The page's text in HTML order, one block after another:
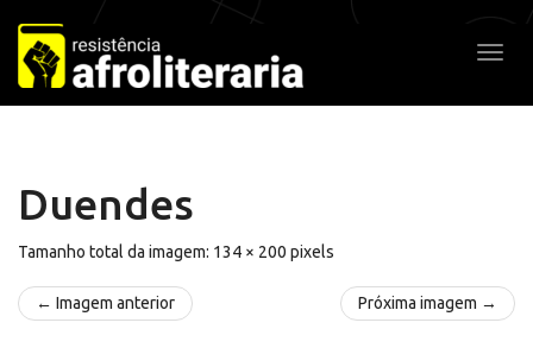
Pular
para
o
conteúdo
Duendes
Tamanho total da imagem: 134 × 200 pixels
← Imagem anterior Próxima imagem →